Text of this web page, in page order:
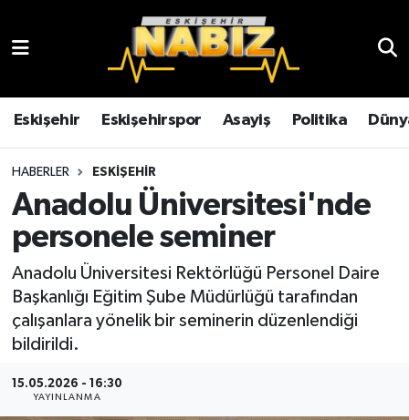
Eskişehir Eskişehirspor Asayiş Politika
HABERLER ESKIŞEHIR
Anadolu Üniversitesi'nde
personele seminer
Anadolu Üniversitesi Rektörlüğü Personel Daire
Başkanlığı Eğitim Şube Müdürlüğü tarafından
çalışanlara yönelik bir seminerin düzenlendiği
bildirildi.
15.05.2026 - 16:30
YAYINLANMA
Çevre
Eğitim
Eskişehir
Eskişehirspor
Genel
Eskişehir Hava Durumu
Eskişehir Trafik Yoğunluk Haritası
TFF 3.Lig 4.Grup Puan Durumu ve Fikstür
Tüm Manşetler
Haber Arşivi